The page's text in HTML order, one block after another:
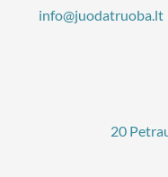
info@juodatruoba.lt
20